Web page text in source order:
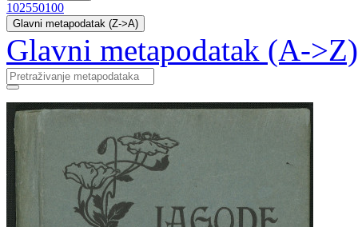
102550100
Glavni metapodatak (Z->A)
Glavni metapodatak (A->Z)